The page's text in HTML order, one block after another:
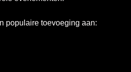
populaire toevoeging aan: